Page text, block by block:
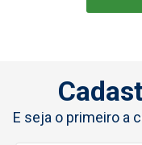
E seja o primeiro a